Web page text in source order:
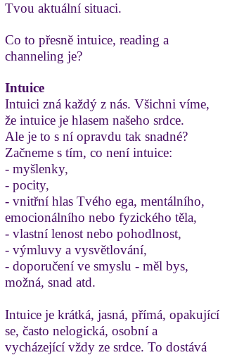
Tvou aktuální situaci.
Co to přesně intuice, reading a
channeling je?
Intuice
Intuici zná každý z nás. Všichni víme,
že intuice je hlasem našeho srdce.
Ale je to s ní opravdu tak snadné?
Začneme s tím, co není intuice:
- myšlenky,
- pocity,
- vnitřní hlas Tvého ega, mentálního,
emocionálního nebo fyzického těla,
- vlastní lenost nebo pohodlnost,
- výmluvy a vysvětlování,
- doporučení ve smyslu - měl bys,
možná, snad atd.
Intuice je krátká, jasná, přímá, opakující
se, často nelogická, osobní a
vycházející vždy ze srdce. To dostává